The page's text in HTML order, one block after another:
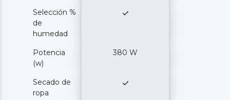
Selección %
de
humedad
Potencia
(w)
380 W
Secado de
ropa